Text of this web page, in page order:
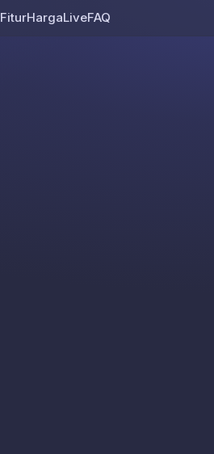
FiturHargaLiveFAQ